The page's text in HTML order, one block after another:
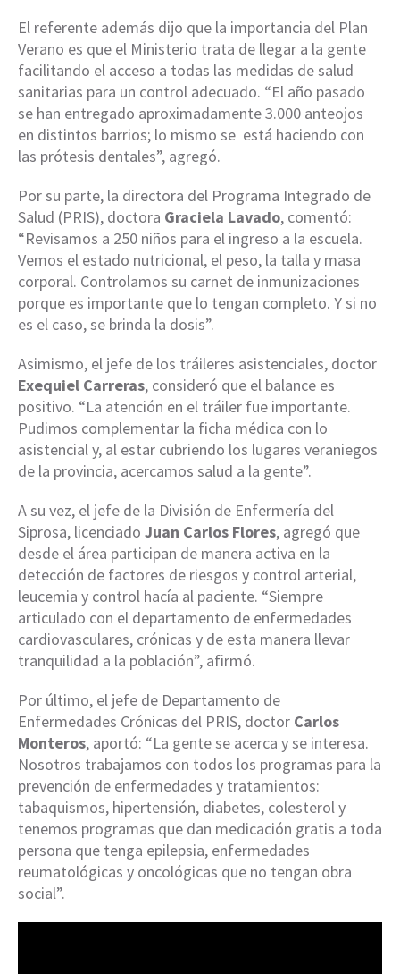
El referente además dijo que la importancia del Plan
Verano es que el Ministerio trata de llegar a la gente
facilitando el acceso a todas las medidas de salud
sanitarias para un control adecuado. “El año pasado
se han entregado aproximadamente 3.000 anteojos
en distintos barrios; lo mismo se está haciendo con
las prótesis dentales”, agregó.
Por su parte, la directora del Programa Integrado de
Salud (PRIS), doctora Graciela Lavado, comentó:
“Revisamos a 250 niños para el ingreso a la escuela.
Vemos el estado nutricional, el peso, la talla y masa
corporal. Controlamos su carnet de inmunizaciones
porque es importante que lo tengan completo. Y si no
es el caso, se brinda la dosis”.
Asimismo, el jefe de los tráileres asistenciales, doctor
Exequiel Carreras, consideró que el balance es
positivo. “La atención en el tráiler fue importante.
Pudimos complementar la ficha médica con lo
asistencial y, al estar cubriendo los lugares veraniegos
de la provincia, acercamos salud a la gente”.
A su vez, el jefe de la División de Enfermería del
Siprosa, licenciado Juan Carlos Flores, agregó que
desde el área participan de manera activa en la
detección de factores de riesgos y control arterial,
leucemia y control hacía al paciente. “Siempre
articulado con el departamento de enfermedades
cardiovasculares, crónicas y de esta manera llevar
tranquilidad a la población”, afirmó.
Por último, el jefe de Departamento de
Enfermedades Crónicas del PRIS, doctor Carlos
Monteros, aportó: “La gente se acerca y se interesa.
Nosotros trabajamos con todos los programas para la
prevención de enfermedades y tratamientos:
tabaquismos, hipertensión, diabetes, colesterol y
tenemos programas que dan medicación gratis a toda
persona que tenga epilepsia, enfermedades
reumatológicas y oncológicas que no tengan obra
social”.